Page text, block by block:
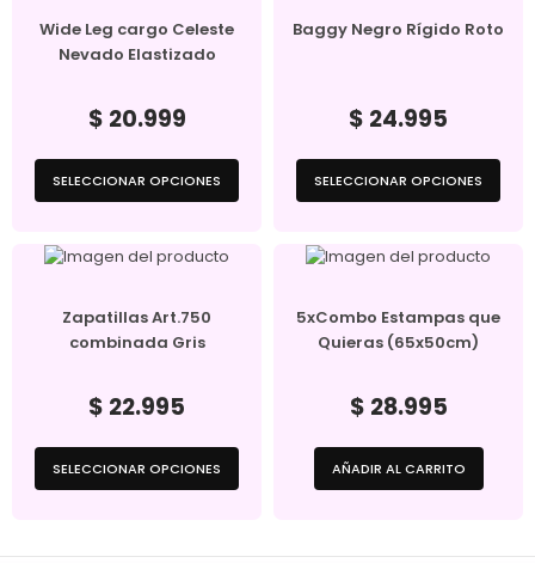
Wide Leg cargo Celeste
Nevado Elastizado
$ 20.999
SELECCIONAR OPCIONES
Baggy Negro Rígido Roto
$ 24.995
SELECCIONAR OPCIONES
Zapatillas Art.750
combinada Gris
$ 22.995
SELECCIONAR OPCIONES
5xCombo Estampas que
Quieras (65x50cm)
$ 28.995
AÑADIR AL CARRITO